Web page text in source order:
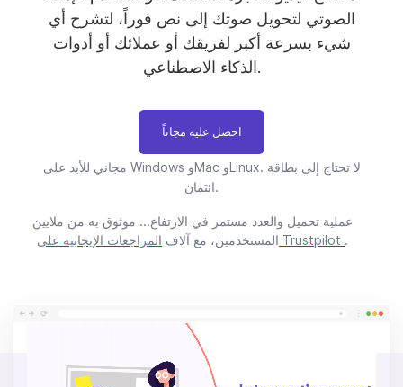
الصوتي لتحويل صوتك إلى نص فوراً، لتشرح أي
شيء بسرعة أكبر لفريقك أو عملائك أو أدوات
الذكاء الاصطناعي.
احصل عليه مجاناً
مجاني للأبد على Windows وMac وLinux. لا تحتاج إلى بطاقة
ائتمان.
عملية تحميل والعدد مستمر في الارتفاع... موثوق به من ملايين
المستخدمين، مع آلاف المراجعات الإيجابية على Trustpilot .